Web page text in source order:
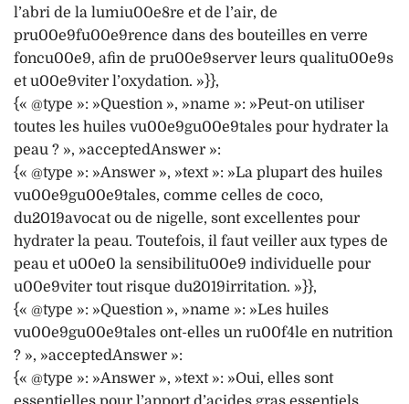
l’abri de la lumiu00e8re et de l’air, de
pru00e9fu00e9rence dans des bouteilles en verre
foncu00e9, afin de pru00e9server leurs qualitu00e9s
et u00e9viter l’oxydation. »}},
{« @type »: »Question », »name »: »Peut-on utiliser
toutes les huiles vu00e9gu00e9tales pour hydrater la
peau ? », »acceptedAnswer »:
{« @type »: »Answer », »text »: »La plupart des huiles
vu00e9gu00e9tales, comme celles de coco,
du2019avocat ou de nigelle, sont excellentes pour
hydrater la peau. Toutefois, il faut veiller aux types de
peau et u00e0 la sensibilitu00e9 individuelle pour
u00e9viter tout risque du2019irritation. »}},
{« @type »: »Question », »name »: »Les huiles
vu00e9gu00e9tales ont-elles un ru00f4le en nutrition
? », »acceptedAnswer »:
{« @type »: »Answer », »text »: »Oui, elles sont